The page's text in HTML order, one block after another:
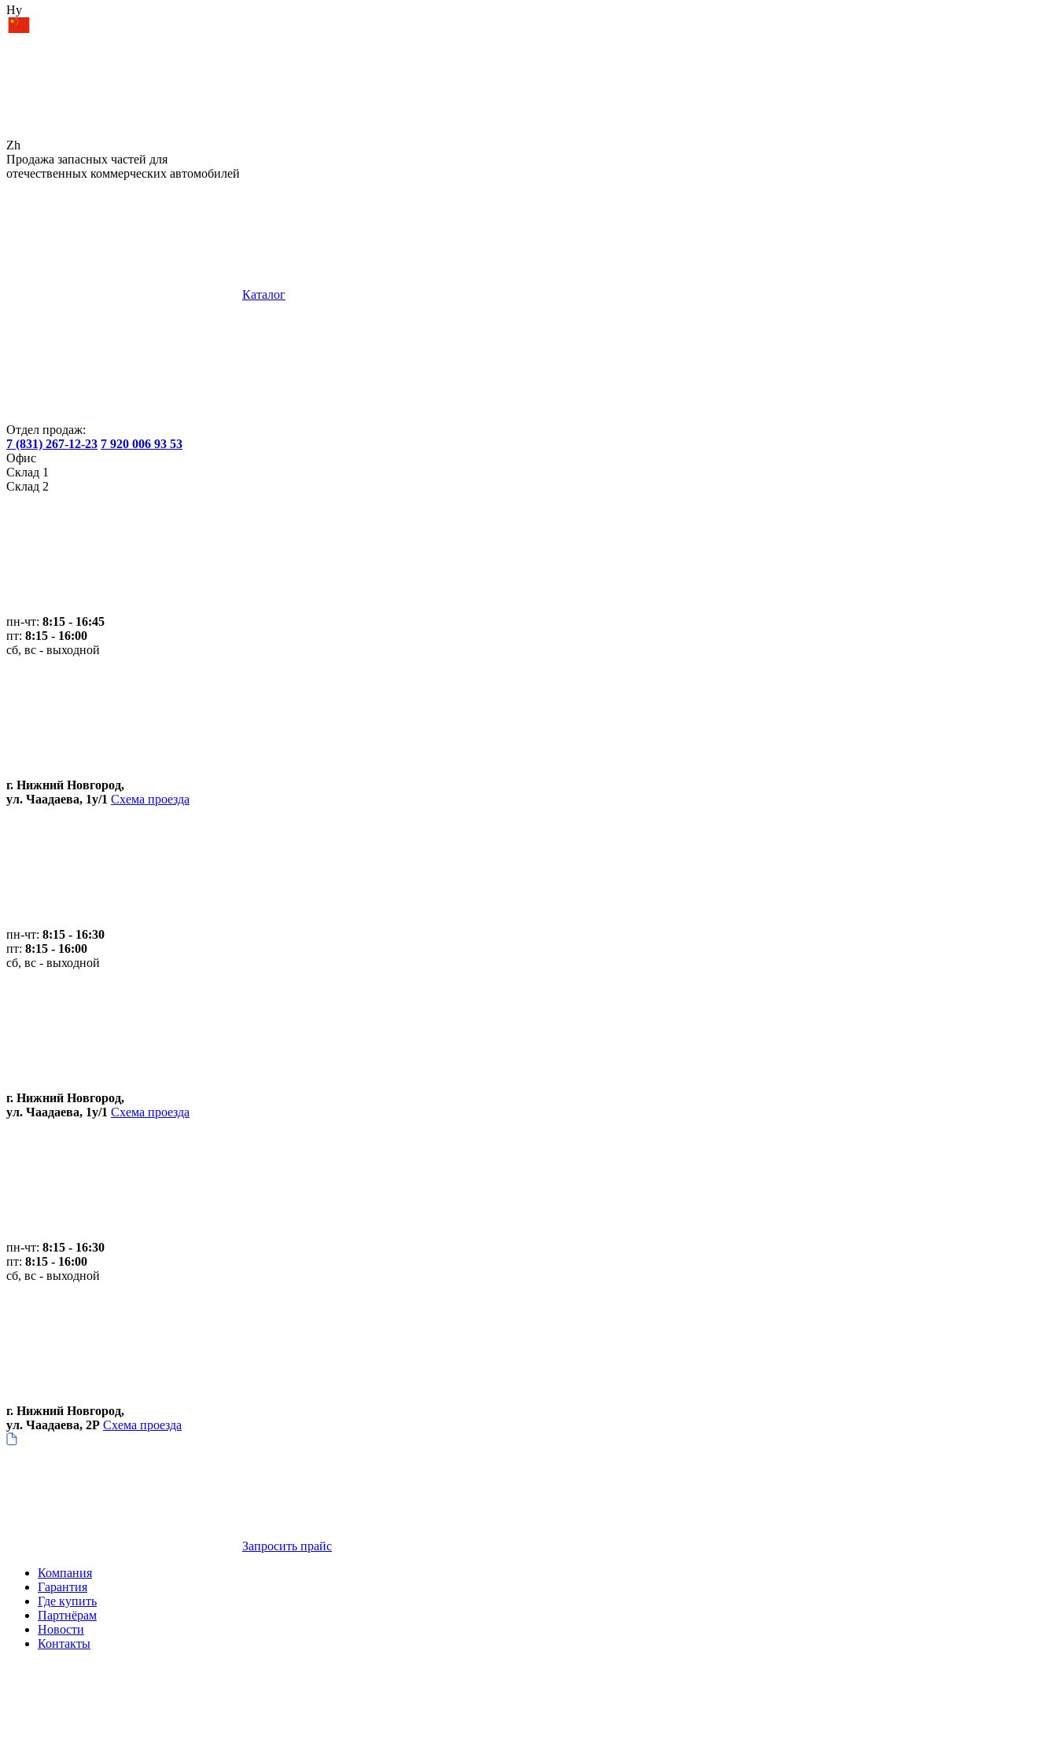
Hy
Zh
Продажа запасных частей для
отечественных коммерческих автомобилей
Каталог
Отдел продаж:
7 (831) 267-12-23 7 920 006 93 53
Офис
Склад 1
Склад 2
пн-чт: 8:15 - 16:45
пт: 8:15 - 16:00
сб, вс - выходной
г. Нижний Новгород,
ул. Чаадаева, 1у/1 Схема проезда
пн-чт: 8:15 - 16:30
пт: 8:15 - 16:00
сб, вс - выходной
г. Нижний Новгород,
ул. Чаадаева, 1у/1 Схема проезда
пн-чт: 8:15 - 16:30
пт: 8:15 - 16:00
сб, вс - выходной
г. Нижний Новгород,
ул. Чаадаева, 2Р Схема проезда
Запросить прайс
Компания
Гарантия
Где купить
Партнёрам
Новости
Контакты